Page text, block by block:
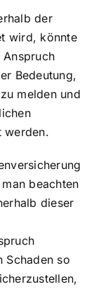
der
wird, könnte
Bedeutung,
melden und
werden.
beachten
dieser
Schaden so